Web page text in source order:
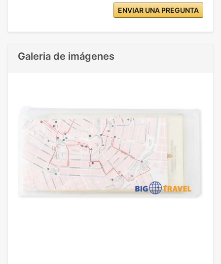
ENVIAR UNA PREGUNTA
Galeria de imágenes